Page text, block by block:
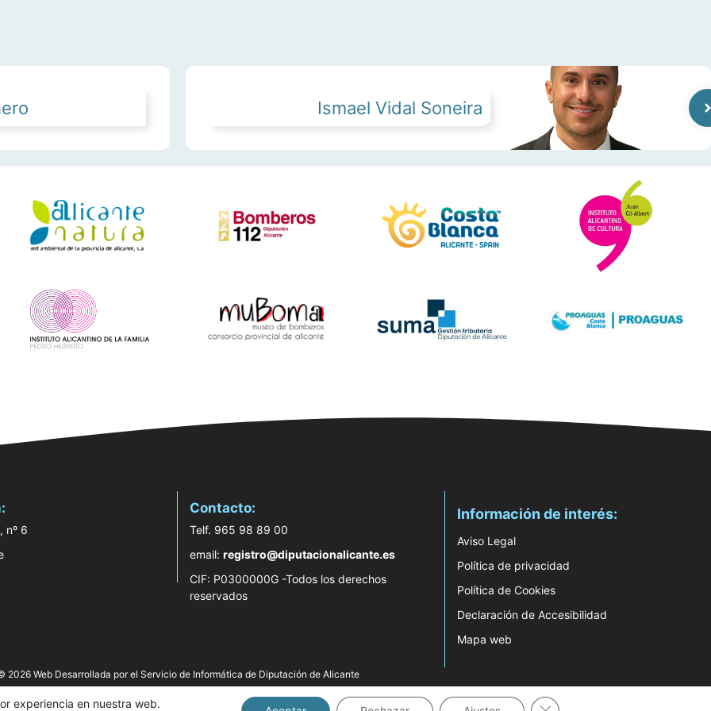
Ismael Vidal Soneira
nº 6
Contacto:
Telf. 965 98 89 00
email: registro@diputacionalicante.es
CIF: P0300000G -Todos los derechos
reservados
Información de interés:
Aviso Legal
Política de privacidad
Política de Cookies
Declaración de Accesibilidad
Mapa web
2026 Web Desarrollada por el Servicio de Informática de Diputación de Alicante
experiencia en nuestra web. Cerrar el banner de cookies